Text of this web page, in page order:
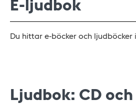
Du hittar e-böcker och ljudböcker
Ljudbok: CD